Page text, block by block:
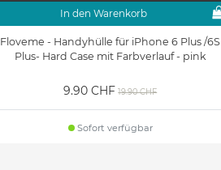
In den Warenkorb
Floveme - Handyhülle für iPhone 6 Plus /6S
Plus- Hard Case mit Farbverlauf - pink
9.90 CHF 19.90 CHF
Sofort verfügbar